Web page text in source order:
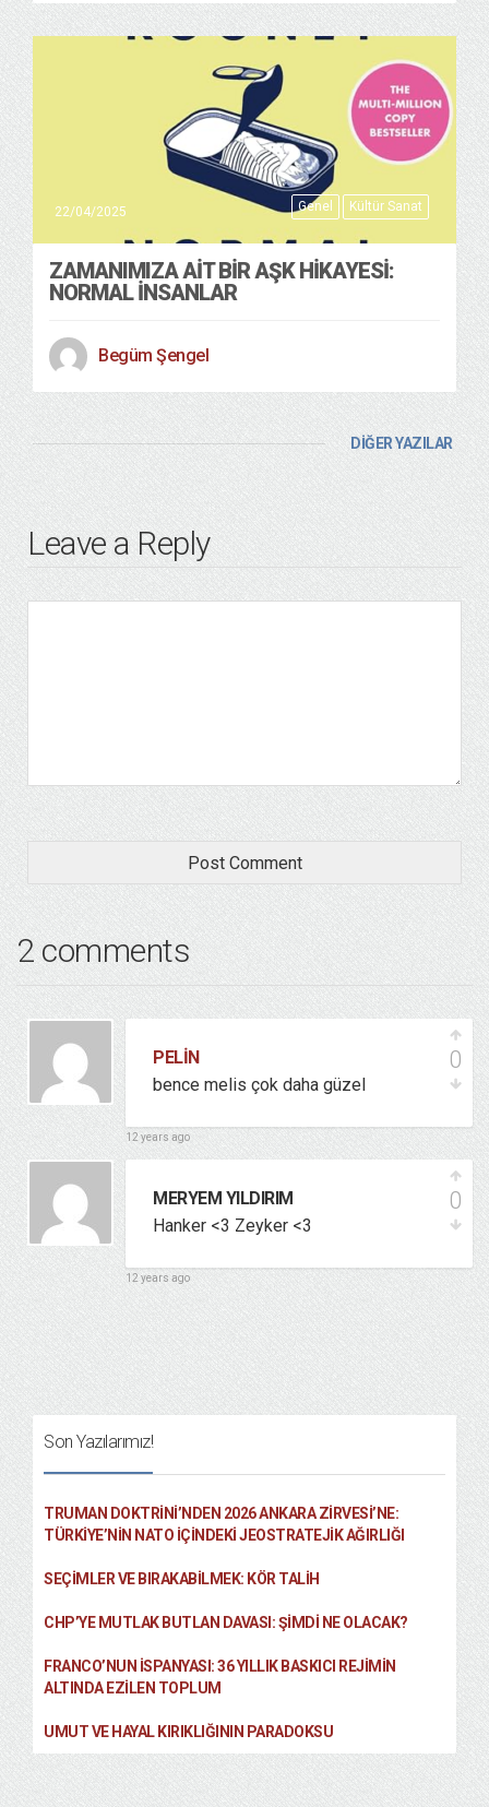
Genel Kültür Sanat
22/04/2025
ZAMANIMIZA AIT BIR AŞK HIKAYESI:
NORMAL İNSANLAR
Begüm Şengel
DİĞER YAZILAR
Leave a Reply
2 comments
PELIN
bence melis çok daha güzel
0
12 years ago
MERYEM YILDIRIM
Hanker <3 Zeyker <3
0
12 years ago
Son Yazılarımız!
TRUMAN DOKTRINI’NDEN 2026 ANKARA ZIRVESI’NE:
TÜRKIYE’NIN NATO İÇINDEKI JEOSTRATEJIK AĞIRLIĞI
SEÇIMLER VE BIRAKABILMEK: KÖR TALIH
CHP’YE MUTLAK BUTLAN DAVASI: ŞİMDİ NE OLACAK?
FRANCO’NUN İSPANYASI: 36 YILLIK BASKICI REJIMIN
ALTINDA EZILEN TOPLUM
UMUT VE HAYAL KIRIKLIĞININ PARADOKSU